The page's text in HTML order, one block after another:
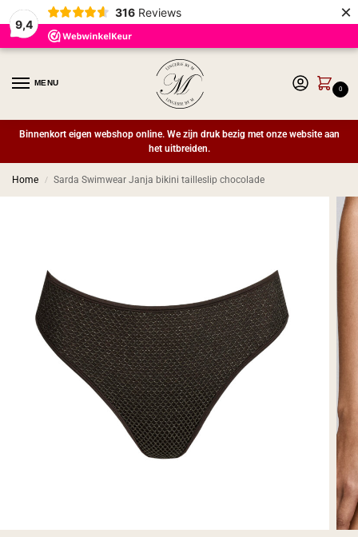
9,4
316 Reviews ×
MENU
0
Binnenkort eigen webshop online. We zijn druk bezig met onze website aan
het uitbreiden.
Home / Sarda Swimwear Janja bikini tailleslip chocolade